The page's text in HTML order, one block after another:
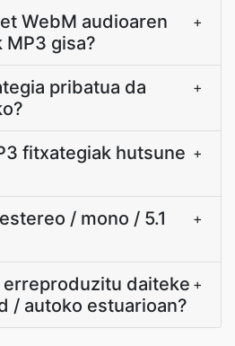
WebM audioaren
gisa?
+
pribatua da
+
fitxategiak hutsune +
/ mono / 5.1
+
erreproduzitu daiteke
/ autoko estuarioan?
+